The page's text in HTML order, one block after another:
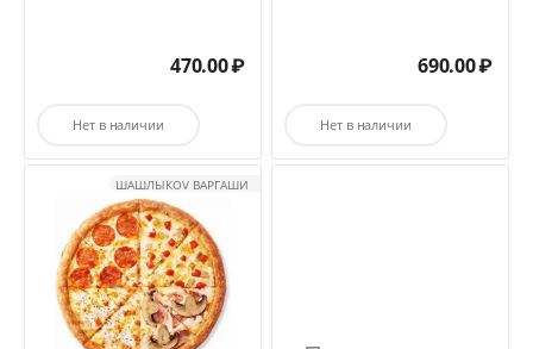
470.00₽
Нет в наличии
690.00₽
Нет в наличии
ШАШЛЫКOV ВАРГАШИ